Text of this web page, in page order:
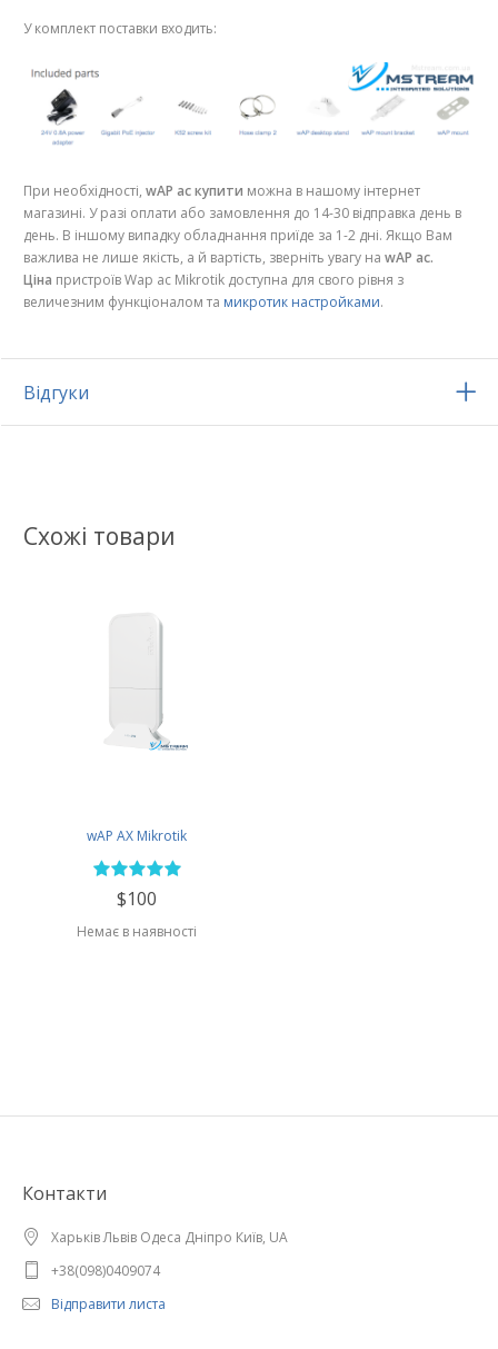
У комплект поставки входить:
При необхідності, wAP ac купити можна в нашому інтернет
магазині. У разі оплати або замовлення до 14-30 відправка день в
день. В іншому випадку обладнання приїде за 1-2 дні. Якщо Вам
важлива не лише якість, а й вартість, зверніть увагу на wAP ac.
Ціна пристроїв Wap ac Mikrotik доступна для свого рівня з
величезним функціоналом та микротик настройками.
Відгуки
Схожі товари
wAP AX Mikrotik
$100
Немає в наявності
Контакти
Харьків Львів Одеса Дніпро Київ, UA
+38(098)0409074
Відправити листа